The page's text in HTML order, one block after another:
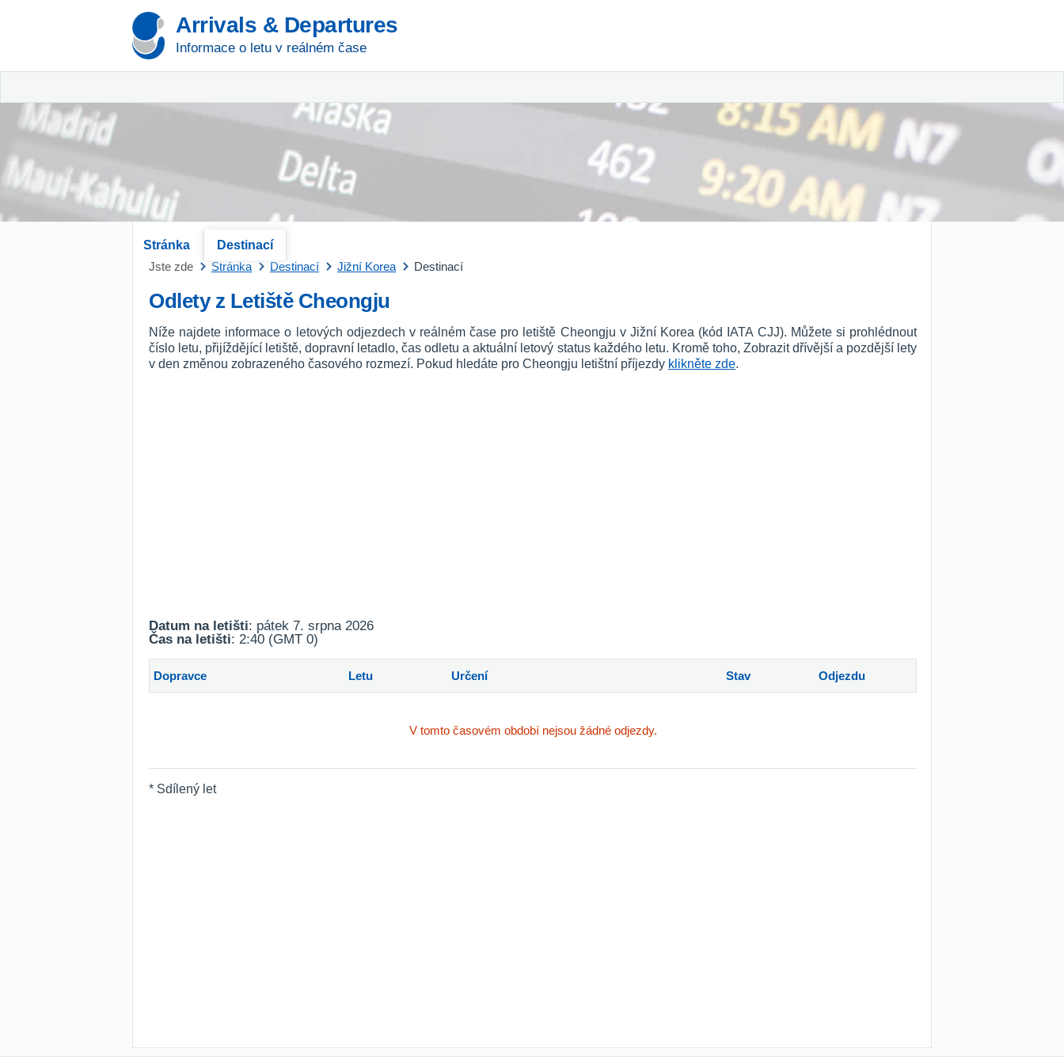
Arrivals & Departures
Informace o letu v reálném čase
Stránka
Destinací
Jste zde
Stránka Destinací Jižní Korea Destinací
Odlety z Letiště Cheongju
Níže najdete informace o letových odjezdech v reálném čase pro letiště Cheongju v Jižní Korea (kód IATA CJJ). Můžete si prohlédnout
číslo letu, přijíždějící letiště, dopravní letadlo, čas odletu a aktuální letový status každého letu. Kromě toho, Zobrazit dřívější a pozdější lety
v den změnou zobrazeného časového rozmezí. Pokud hledáte pro Cheongju letištní příjezdy klikněte zde.
Datum na letišti: pátek 7. srpna 2026
Čas na letišti: 2:40 (GMT 0)
Dopravce Letu Určení Stav Odjezdu
V tomto časovém období nejsou žádné odjezdy.
* Sdílený let